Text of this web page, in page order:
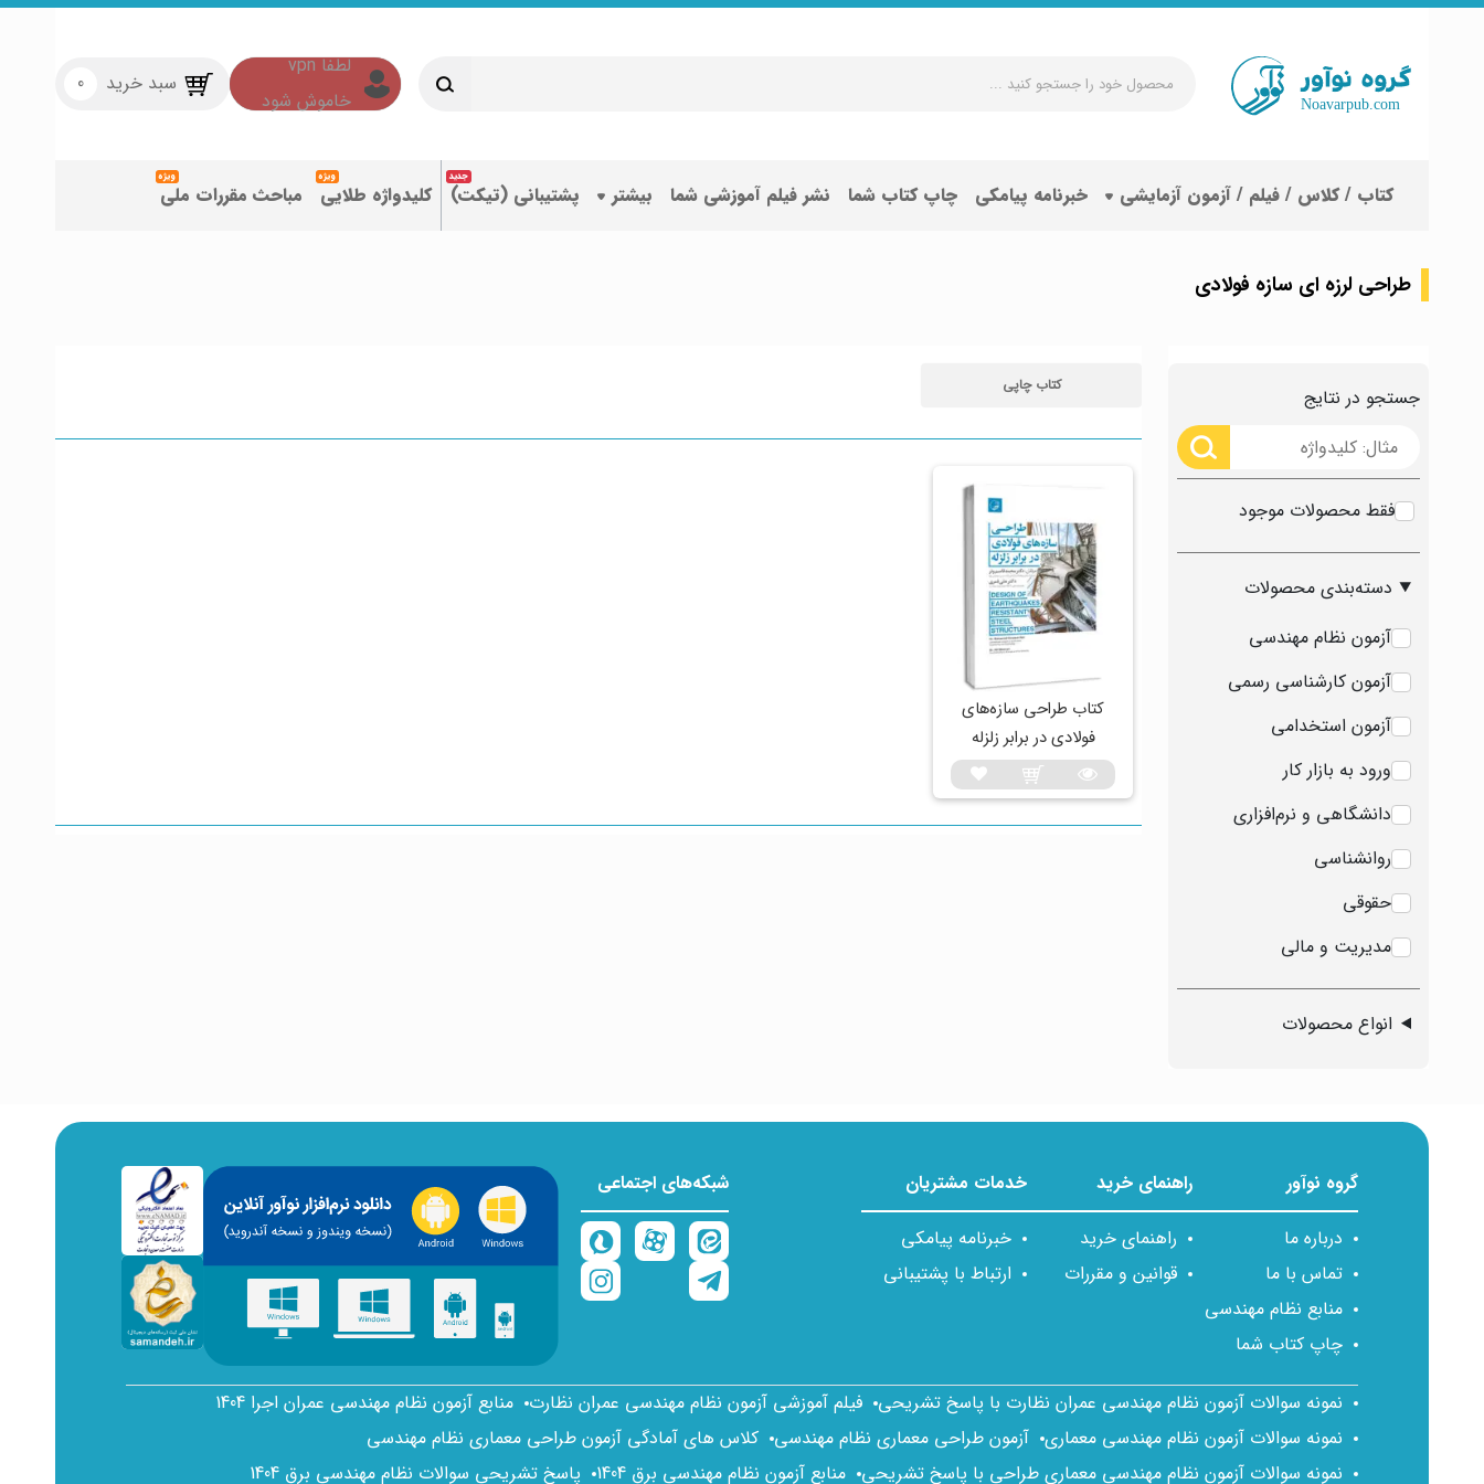
جستجو
کنید
سبد خرید 0
کتاب / کلاس / فیلم / آزمون آزمایشی خبرنامه پیامکی چاپ کتاب شما نشر فیلم آموزشی شما بیشتر پشتیبانی (تیکت) کلیدواژه طلایی مباحث مقررات ملی
طراحی لرزه ای سازه فولادی
جستجو در نتایج
فقط محصولات موجود
دسته‌بندی محصولات
آزمون نظام مهندسی
آزمون کارشناسی رسمی
آزمون استخدامی
ورود به بازار کار
دانشگاهی و نرم‌افزاری
روانشناسی
حقوقی
مدیریت و مالی
انواع محصولات
کتاب چاپی
کتاب طراحی سازه‌های
فولادی در برابر زلزله
گروه نوآور
درباره ما
تماس با ما
منابع نظام مهندسی
چاپ کتاب شما
راهنمای خرید
راهنمای خرید
قوانین و مقررات
خدمات مشتریان
خبرنامه پیامکی
ارتباط با پشتیبانی
شبکه‌های اجتماعی
نمونه سوالات آزمون نظام مهندسی عمران نظارت با پاسخ تشریحی فیلم آموزشی آزمون نظام مهندسی عمران نظارت منابع آزمون نظام مهندسی عمران اجرا 1404
نمونه سوالات آزمون نظام مهندسی معماری آزمون طراحی معماری نظام مهندسی کلاس های آمادگی آزمون طراحی معماری نظام مهندسی
نمونه سوالات آزمون نظام مهندسی معماری طراحی با پاسخ تشریحی منابع آزمون نظام مهندسی برق 1404 پاسخ تشریحی سوالات نظام مهندسی برق 1404